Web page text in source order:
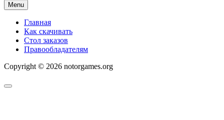
Menu
Главная
Как скачивать
Стол заказов
Правообладателям
Copyright © 2026 notorgames.org
Scroll